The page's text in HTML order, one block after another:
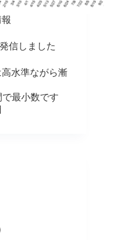
信しました
水準ながら漸
で最小数です